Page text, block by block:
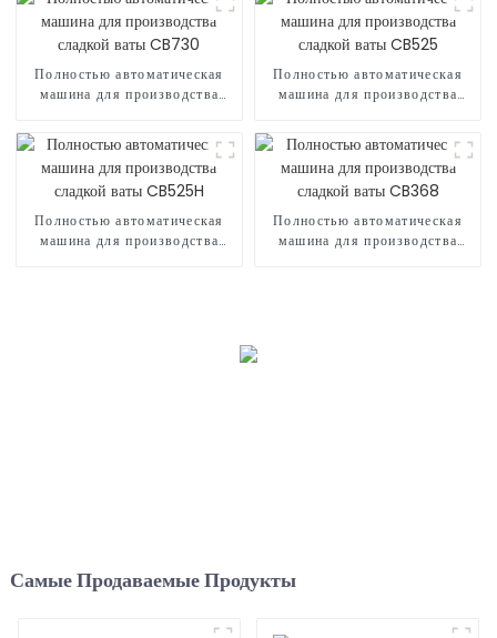
Полностью автоматическая
машина для производства
Полностью автоматическая
машина для производства
Полностью автоматическая
машина для производства
Полностью автоматическая
машина для производства
Самые Продаваемые Продукты